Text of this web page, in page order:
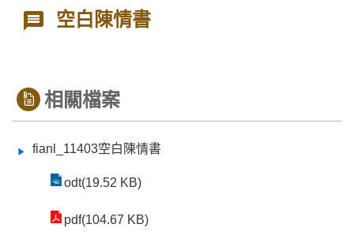
空白陳情書
相關檔案
fianl_11403空白陳情書
odt(19.52 KB)
pdf(104.67 KB)